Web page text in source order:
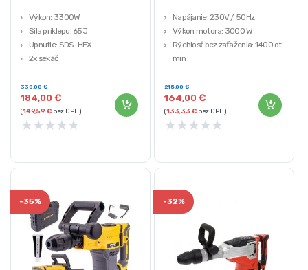
Výkon: 3300W
Sila príklepu: 65J
Upnutie: SDS-HEX
2x sekáč
184,00€
330,00€
(149,59 €bez DPH)
★★★★★
Napájanie: 230V / 50Hz
Výkon motora: 3000 W
Rýchlosť bez zaťaženia: 1400 ot /
min
Energia nárazu: 45 J
164,00€
215,00€
(133,33 €bez DPH)
★★★★★
-35% -32%